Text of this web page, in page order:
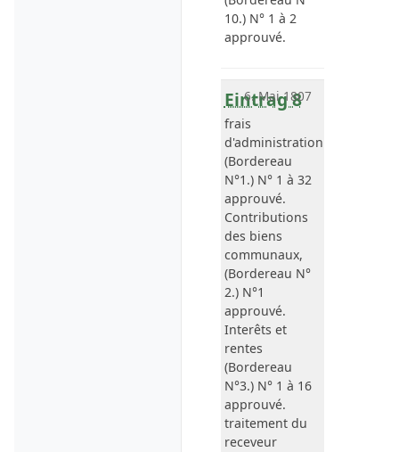
10.) N° 1 à 2
approuvé.
Eintrag 8
6. Mai 1807
frais
d'administration
(Bordereau
N°1.) N° 1 à 32
approuvé.
Contributions
des biens
communaux,
(Bordereau N°
2.) N°1
approuvé.
Interêts et
rentes
(Bordereau
N°3.) N° 1 à 16
approuvé.
traitement du
receveur